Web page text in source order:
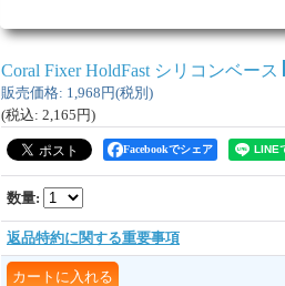
Coral Fixer HoldFast シリコンベース
販売価格: 1,968円(税別)
(税込: 2,165円)
Facebookでシェア
数量:
返品特約に関する重要事項